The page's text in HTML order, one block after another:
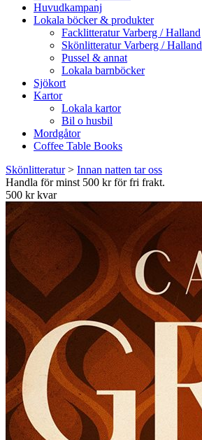
Huvudkampanj
Lokala böcker & produkter
Facklitteratur Varberg / Halland
Skönlitteratur Varberg / Halland
Pussel & annat
Lokala barnböcker
Sjökort
Kartor
Lokala kartor
Bil o husbil
Mordgåtor
Coffee Table Books
Skönlitteratur> Innan natten tar oss
Handla för minst 500 kr för fri frakt.
500 kr kvar